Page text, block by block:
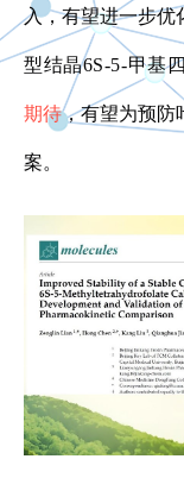
入，有望进一步优
型结晶6S-5-甲基
期待，有望为预防
案。